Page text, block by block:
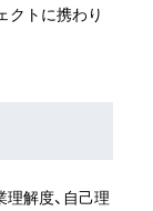
クトに携わり
解度、自己理